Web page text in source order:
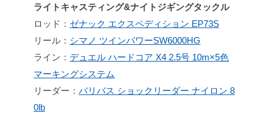
ライトキャスティング&ナイトジギングタックル
ロッド： ゼナック エクスペディション EP73S
リール： シマノ ツインパワーSW6000HG
ライン： デュエル ハードコア X4 2.5号 10m×5色
マーキングシステム
リーダー： バリバス ショックリーダー ナイロン 8
0lb